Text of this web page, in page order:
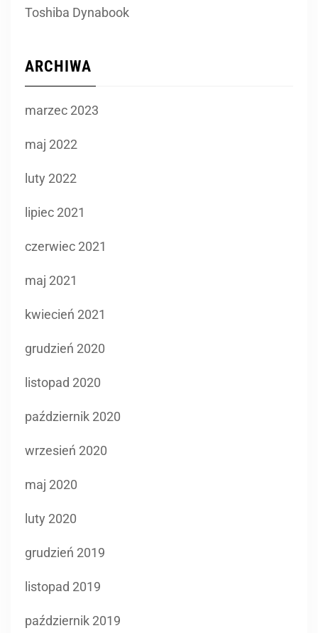
Toshiba Dynabook
ARCHIWA
marzec 2023
maj 2022
luty 2022
lipiec 2021
czerwiec 2021
maj 2021
kwiecień 2021
grudzień 2020
listopad 2020
październik 2020
wrzesień 2020
maj 2020
luty 2020
grudzień 2019
listopad 2019
październik 2019